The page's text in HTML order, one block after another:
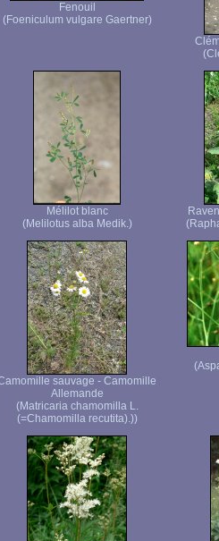
Fenouil
(Foeniculum vulgare Gaertner)
Mélilot blanc
(Melilotus alba Medik.)
sauvage - Camomille
Allemande
(Matricaria chamomilla L.
(=Chamomilla recutita).))